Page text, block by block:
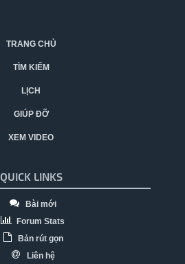
TRANG CHỦ
TÌM KIẾM
LỊCH
GIÚP ĐỠ
XEM VIDEO
QUICK LINKS
Bài mới
Forum Stats
Bản rút gọn
Liên hệ